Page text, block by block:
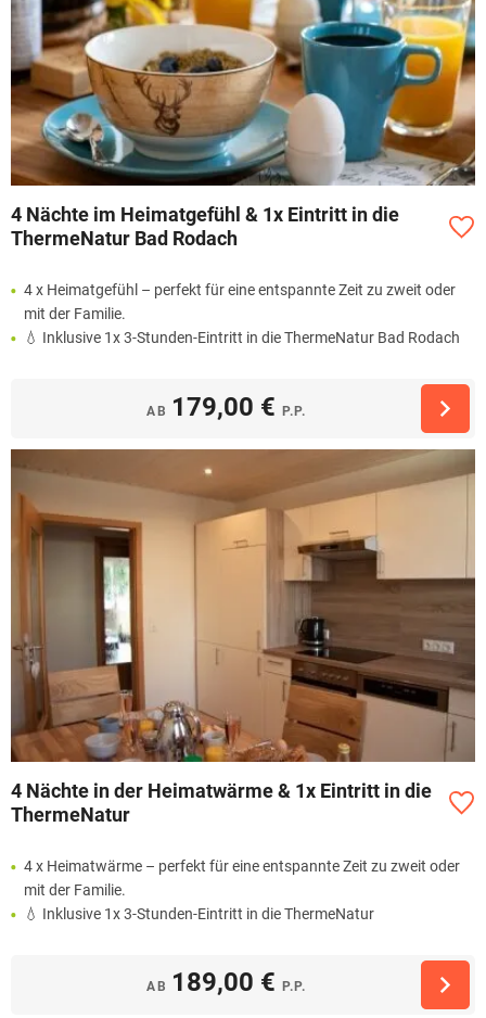
4 Nächte im Heimatgefühl & 1x Eintritt in die
ThermeNatur Bad Rodach
4 x Heimatgefühl – perfekt für eine entspannte Zeit zu zweit oder
mit der Familie.
💧 Inklusive 1x 3-Stunden-Eintritt in die ThermeNatur Bad Rodach
AB 179,00 € P.P.
4 Nächte in der Heimatwärme & 1x Eintritt in die
ThermeNatur
4 x Heimatwärme – perfekt für eine entspannte Zeit zu zweit oder
mit der Familie.
💧 Inklusive 1x 3-Stunden-Eintritt in die ThermeNatur
AB 189,00 € P.P.